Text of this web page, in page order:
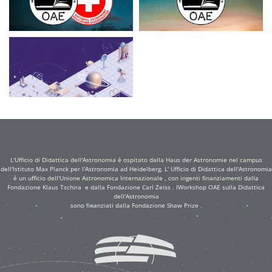
L'Ufficio di Didattica dell'Astronomia é ospitato dalla Haus der Astronomie nel campus
dell'Istituto Max Planck per l'Astronomia ad Heidelberg. L' Ufficio di Didattica dell'Astronomia
é un ufficio dell'Unione Astronomica Internazionale , con ingenti finanziamenti dalla
Fondazione Klaus Tschira e dalla Fondazione Carl Zeiss . IWorkshop OAE sulla Didattica
dell'Astronomia
sono finanziati dalla Fondazione Shaw Prize .